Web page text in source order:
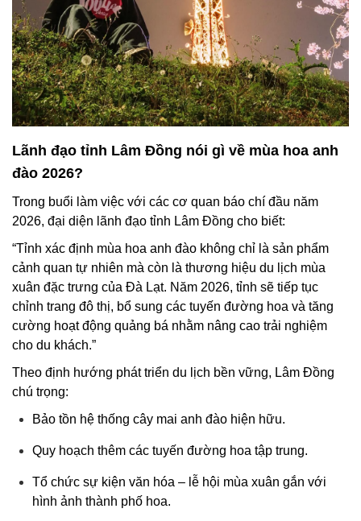
Lãnh đạo tỉnh Lâm Đồng nói gì về mùa hoa anh
đào 2026?
Trong buổi làm việc với các cơ quan báo chí đầu năm
2026, đại diện lãnh đạo tỉnh Lâm Đồng cho biết:
“Tỉnh xác định mùa hoa anh đào không chỉ là sản phẩm
cảnh quan tự nhiên mà còn là thương hiệu du lịch mùa
xuân đặc trưng của Đà Lạt. Năm 2026, tỉnh sẽ tiếp tục
chỉnh trang đô thị, bổ sung các tuyến đường hoa và tăng
cường hoạt động quảng bá nhằm nâng cao trải nghiệm
cho du khách.”
Theo định hướng phát triển du lịch bền vững, Lâm Đồng
chú trọng:
Bảo tồn hệ thống cây mai anh đào hiện hữu.
Quy hoạch thêm các tuyến đường hoa tập trung.
Tổ chức sự kiện văn hóa – lễ hội mùa xuân gắn với
hình ảnh thành phố hoa.